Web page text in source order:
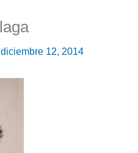
diciembre 12, 2014